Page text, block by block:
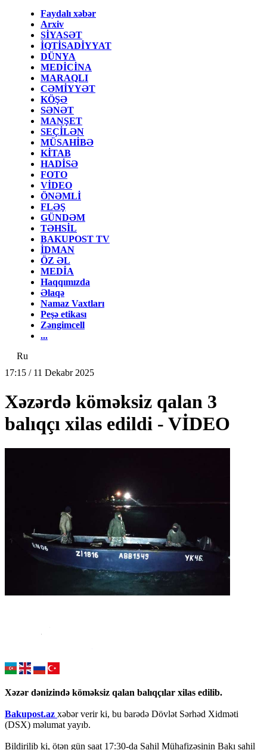
Faydalı xəbər
Arxiv
SİYASƏT
İQTİSADİYYAT
DÜNYA
MEDİCİNA
MARAQLI
CƏMİYYƏT
KÖŞƏ
SƏNƏT
MANŞET
SEÇİLƏN
MÜSAHİBƏ
KİTAB
HADİSƏ
FOTO
VİDEO
ÖNƏMLİ
FLƏŞ
GÜNDƏM
TƏHSİL
BAKUPOST TV
İDMAN
ÖZ ƏL
MEDİA
Haqqımızda
Əlaqə
Namaz Vaxtları
Peşə etikası
Zəngimcell
...
Ru
17:15 / 11 Dekabr 2025
Xəzərdə köməksiz qalan 3
balıqçı xilas edildi - VİDEO
Xəzər dənizində köməksiz qalan balıqçılar xilas edilib.
Bakupost.az xəbər verir ki, bu barədə Dövlət Sərhəd Xidməti
(DSX) məlumat yayıb.
Bildirilib ki, ötən gün saat 17:30-da Sahil Mühafizəsinin Bakı sahil